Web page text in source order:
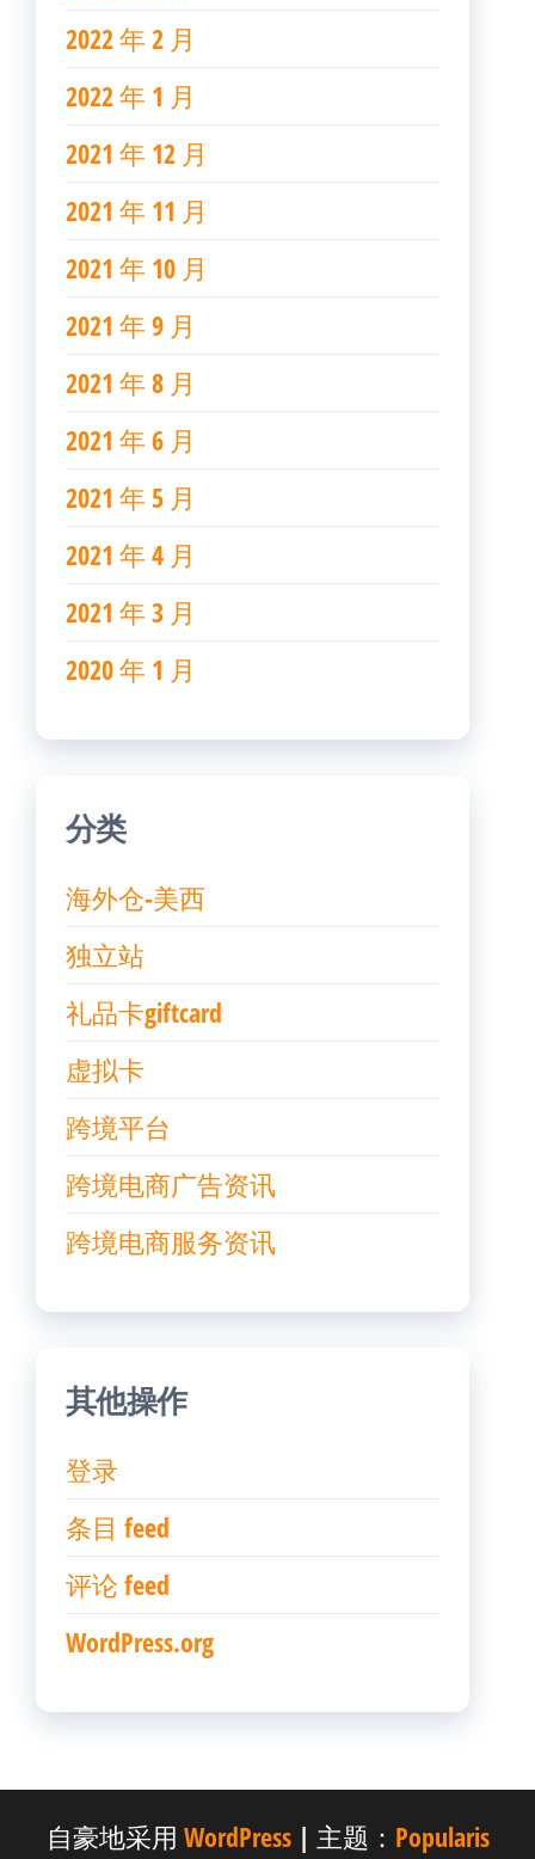
2022 年 2 月
2022 年 1 月
2021 年 12 月
2021 年 11 月
2021 年 10 月
2021 年 9 月
2021 年 8 月
2021 年 6 月
2021 年 5 月
2021 年 4 月
2021 年 3 月
2020 年 1 月
分类
海外仓-美西
独立站
礼品卡giftcard
虚拟卡
跨境平台
跨境电商广告资讯
跨境电商服务资讯
其他操作
登录
条目 feed
评论 feed
WordPress.org
自豪地采用 WordPress | 主题： Popularis